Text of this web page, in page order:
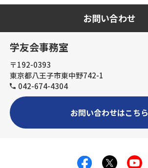
お問い合わせ
学友会事務室
〒192-0393
東京都八王子市東中野742-1
042-674-4304
お問い合わせはこちら